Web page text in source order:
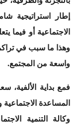
إطار استراتيجية
الاجتماعية أو فيما
وهذا ما سبب في
واسعة من المجتمع.
فمع بداية الألفية،
وكالة التنمية